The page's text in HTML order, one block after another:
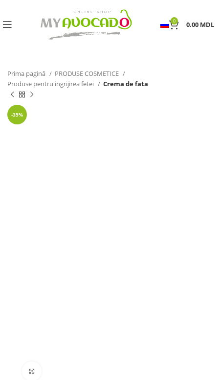
0 0.00 MDL
Prima pagină
PRODUSE COSMETICE
Produse pentru ingrijirea fetei
Crema de fata
-35%